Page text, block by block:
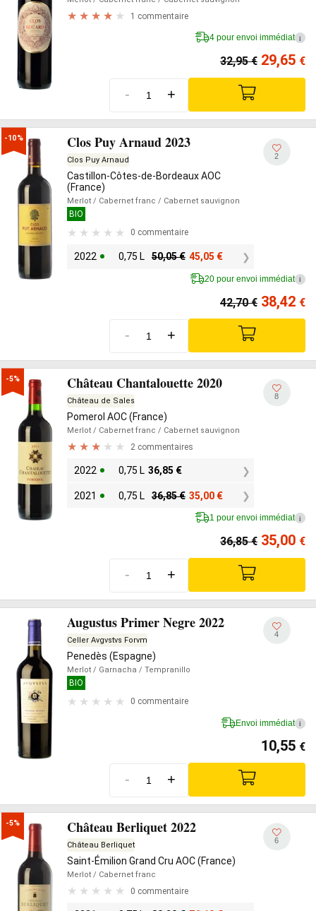
1 commentaire
4 pour envoi immédiat i
32,95€ 29,65 €
- +
-10% Clos Puy Arnaud 2023
Clos Puy Arnaud
Castillon-Côtes-de-Bordeaux AOC
(France)
Merlot / Cabernet franc / Cabernet sauvignon
BIO
0 commentaire
2022 0,75 L 50,05€ 45,05 €
2
20 pour envoi immédiat i
42,70€ 38,42 €
- +
-5% Château Chantalouette 2020
Château de Sales
Pomerol AOC (France)
Merlot / Cabernet franc / Cabernet sauvignon
2 commentaires
2022 0,75 L 36,85 €
2021 0,75 L 36,85€ 35,00 €
8
1 pour envoi immédiat i
36,85€ 35,00 €
- +
Augustus Primer Negre 2022
Celler Avgvstvs Forvm
Penedès (Espagne)
Merlot / Garnacha / Tempranillo
BIO
0 commentaire
4
Envoi immédiat i
10,55 €
- +
-5% Château Berliquet 2022
Château Berliquet
Saint-Émilion Grand Cru AOC (France)
Merlot / Cabernet franc
0 commentaire
6